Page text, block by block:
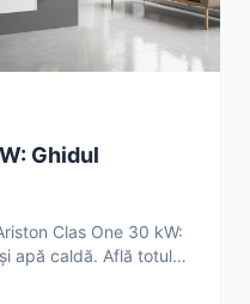
Ghidul
Clas One 30 kW:
apă caldă. Află totul